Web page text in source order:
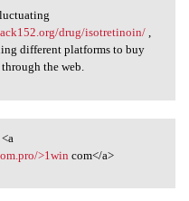
drug/isotretinoin/,
different platforms to buy
the web.
<a href
>1win com</a>